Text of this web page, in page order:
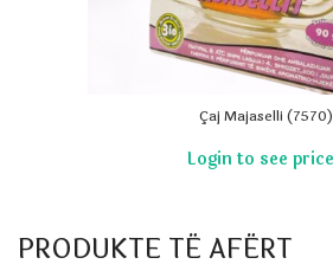
Çaj Majaselli (7570)
PRODUKTE TË AFËRT